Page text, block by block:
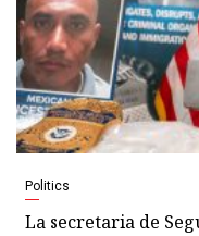
Politics
La secretaria de